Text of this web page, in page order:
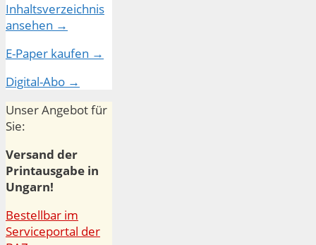
Inhaltsverzeichnis
ansehen →
E-Paper kaufen →
Digital-Abo →
Unser Angebot für
Sie:
Versand der
Printausgabe in
Ungarn!
Bestellbar im
Serviceportal der